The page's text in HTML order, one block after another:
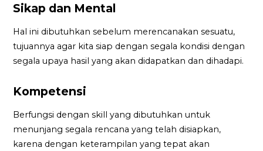
Sikap dan Mental
Hal ini dibutuhkan sebelum merencanakan sesuatu,
tujuannya agar kita siap dengan segala kondisi dengan
segala upaya hasil yang akan didapatkan dan dihadapi.
Kompetensi
Berfungsi dengan skill yang dibutuhkan untuk
menunjang segala rencana yang telah disiapkan,
karena dengan keterampilan yang tepat akan